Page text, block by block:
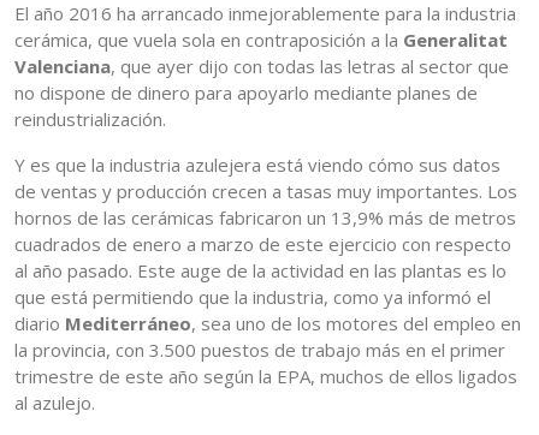
El año 2016 ha arrancado inmejorablemente para la industria
cerámica, que vuela sola en contraposición a la Generalitat
Valenciana, que ayer dijo con todas las letras al sector que
no dispone de dinero para apoyarlo mediante planes de
reindustrialización.
Y es que la industria azulejera está viendo cómo sus datos
de ventas y producción crecen a tasas muy importantes. Los
hornos de las cerámicas fabricaron un 13,9% más de metros
cuadrados de enero a marzo de este ejercicio con respecto
al año pasado. Este auge de la actividad en las plantas es lo
que está permitiendo que la industria, como ya informó el
diario Mediterráneo, sea uno de los motores del empleo en
la provincia, con 3.500 puestos de trabajo más en el primer
trimestre de este año según la EPA, muchos de ellos ligados
al azulejo.